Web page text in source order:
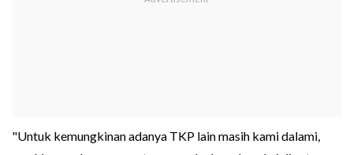
"Untuk kemungkinan adanya TKP lain masih kami dalami,